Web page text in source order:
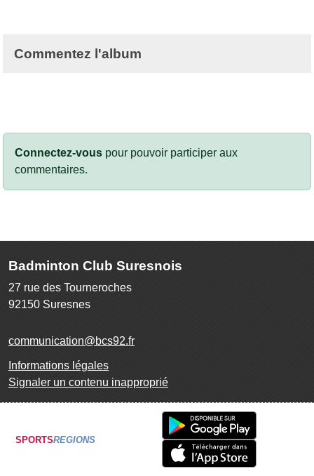
Commentez l'album
Connectez-vous pour pouvoir participer aux
commentaires.
Badminton Club Suresnois
27 rue des Tourneroches
92150 Suresnes
communication@bcs92.fr
Informations légales
Signaler un contenu inapproprié
SPORTSREGIONS